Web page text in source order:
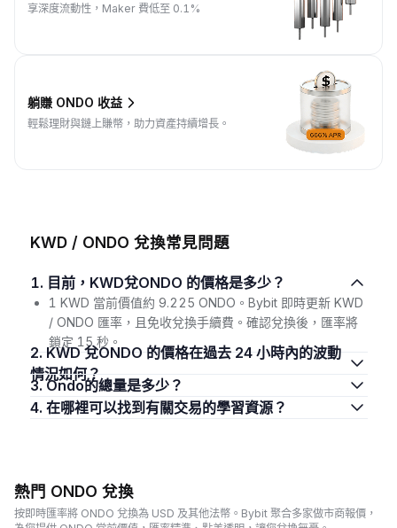
享深度流動性，Maker 費低至 0.1%
躺賺 ONDO 收益
輕鬆理財與鏈上賺幣，助力資產持續增長。
KWD / ONDO 兌換常見問題
1. 目前，KWD兌ONDO 的價格是多少？
1 KWD 當前價值約 9.225 ONDO。Bybit 即時更新 KWD
/ ONDO 匯率，且免收兌換手續費。確認兌換後，匯率將
鎖定 15 秒。
2. KWD 兌ONDO 的價格在過去 24 小時內的波動
情況如何？
3. Ondo的總量是多少？
4. 在哪裡可以找到有關交易的學習資源？
熱門 ONDO 兌換
按即時匯率將 ONDO 兌換為 USD 及其他法幣。Bybit 聚合多家做市商報價，